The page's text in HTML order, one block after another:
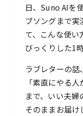
日、Suno AIを
ブソングまで
て、こんな使い
びっくりした1
ラブレターの
「素直にやる
まで、いい夫婦
そのままお届け